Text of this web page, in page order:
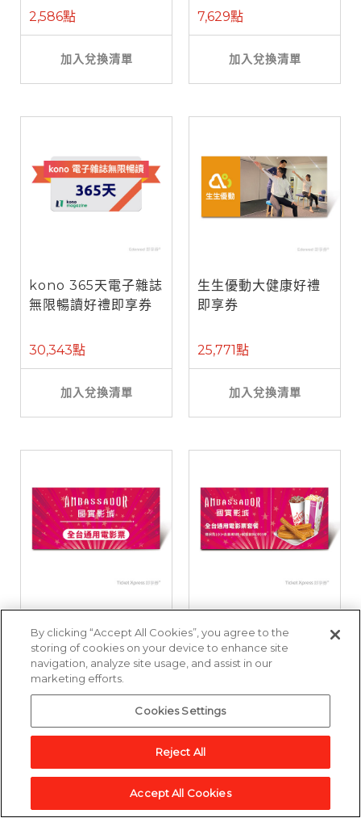
2,586點
加入兌換清單
7,629點
加入兌換清單
kono 365天電子雜誌
無限暢讀好禮即享券
30,343點
加入兌換清單
生生優動大健康好禮
即享券
25,771點
加入兌換清單
影票好禮即享券
3,857點
加入兌換清單
影票套餐好禮即享券
加入兌換清單
By clicking “Accept All Cookies”, you agree to the
storing of cookies on your device to enhance site
navigation, analyze site usage, and assist in our
marketing efforts.
Cookies Settings
Reject All
Accept All Cookies